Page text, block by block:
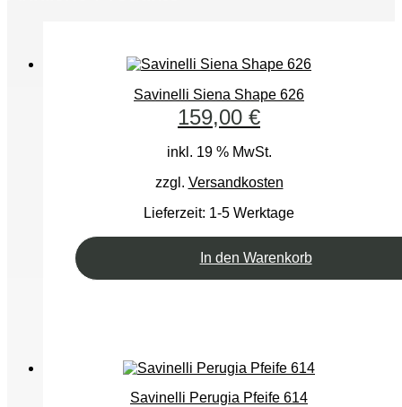
Savinelli Siena Shape 626
159,00 €
inkl. 19 % MwSt.
zzgl. Versandkosten
Lieferzeit: 1-5 Werktage
In den Warenkorb
Savinelli Perugia Pfeife 614